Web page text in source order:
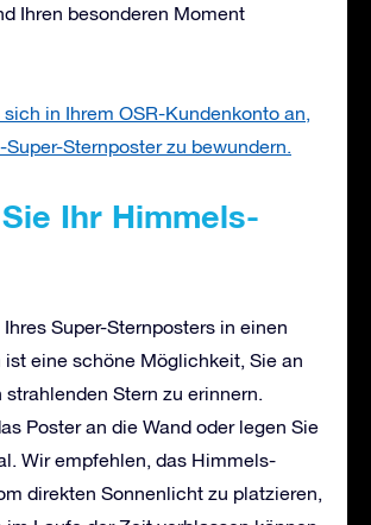
Ihren besonderen Moment
in Ihrem OSR-Kundenkonto an,
Super-Sternposter zu bewundern.
Ihr Himmels-
Super-Sternposters in einen
ist eine schöne Möglichkeit, Sie an
strahlenden Stern zu erinnern.
Poster an die Wand oder legen Sie
Wir empfehlen, das Himmels-
direkten Sonnenlicht zu platzieren,